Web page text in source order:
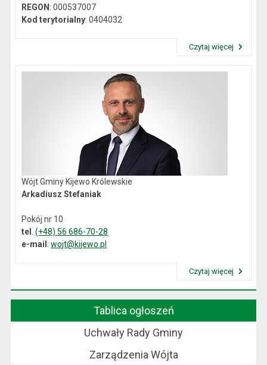
REGON : 000537007
Kod terytorialny: 0404032
Czytaj więcej
Wójt Gminy Kijewo Królewskie
Arkadiusz Stefaniak
Pokój nr 10
tel
.(+48) 56 686-70-28
e-mail :wojt@kijewo.pl
Czytaj więcej
Tablica ogłoszeń
Uchwały Rady Gminy
Zarządzenia Wójta